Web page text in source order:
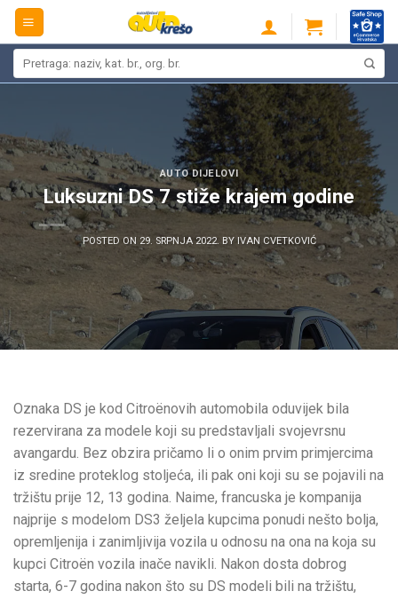
Skip
content
AUTO DIJELOVI
Luksuzni DS 7 stiže krajem godine
POSTED ON 29. SRPNJA 2022. BY IVAN CVETKOVIĆ
Oznaka DS je kod Citroënovih automobila oduvijek bila
rezervirana za modele koji su predstavljali svojevrsnu
avangardu. Bez obzira pričamo li o onim prvim primjercima
iz sredine proteklog stoljeća, ili pak oni koji su se pojavili na
tržištu prije 12, 13 godina. Naime, francuska je kompanija
najprije s modelom DS3 željela kupcima ponudi nešto bolja,
opremljenija i zanimljivija vozila u odnosu na ona na koja su
kupci Citroën vozila inače navikli. Nakon dosta dobrog
starta, 6-7 godina nakon što su DS modeli bili na tržištu,